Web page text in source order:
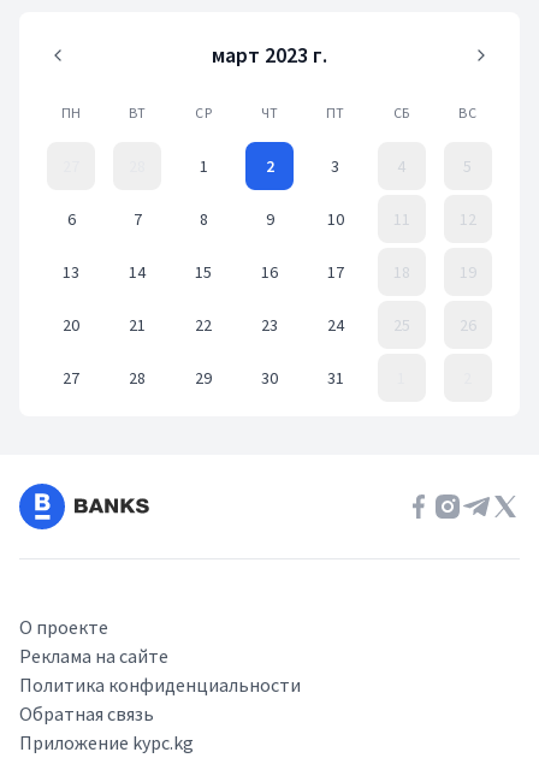
март 2023 г.
ПН ВТ СР ЧТ ПТ СБ ВС
1 2 3 4 5
6 7 8 9 10 11 12
13 14 15 16 17 18 19
20 21 22 23 24 25 26
27 28 29 30 31
О проекте
Реклама на сайте
Политика конфиденциальности
Обратная связь
Приложение kypc.kg